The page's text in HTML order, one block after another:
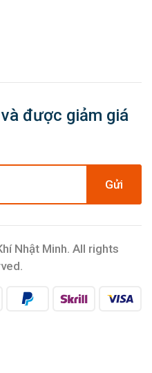
được giảm giá
Gửi
Nhật Minh. All rights